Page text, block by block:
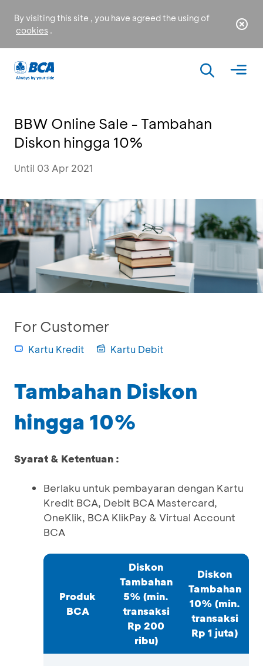
By visiting this site , you have agreed the using of
cookies .
BBW Online Sale - Tambahan
Diskon hingga 10%
Until 03 Apr 2021
For Customer
Kartu Kredit Kartu Debit
Tambahan Diskon
hingga 10%
Syarat & Ketentuan :
Berlaku untuk pembayaran dengan Kartu
Kredit BCA, Debit BCA Mastercard,
OneKlik, BCA KlikPay & Virtual Account
BCA
Produk
BCA
Diskon
Tambahan
5% (min.
transaksi
Rp 200
ribu)
Diskon
Tambahan
10% (min.
transaksi
Rp 1 juta)